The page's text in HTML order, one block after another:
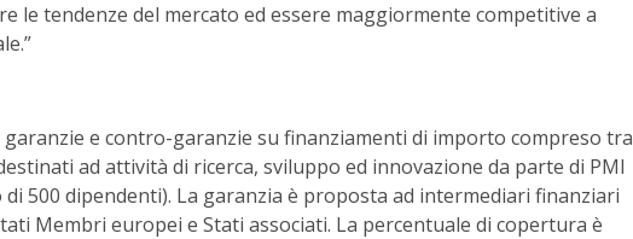
le tendenze del mercato ed essere maggiormente competitive a
garanzie e contro-garanzie su finanziamenti di importo compreso tra
ad attività di ricerca, sviluppo ed innovazione da parte di PMI
di 500 dipendenti). La garanzia è proposta ad intermediari finanziari
Membri europei e Stati associati. La percentuale di copertura è